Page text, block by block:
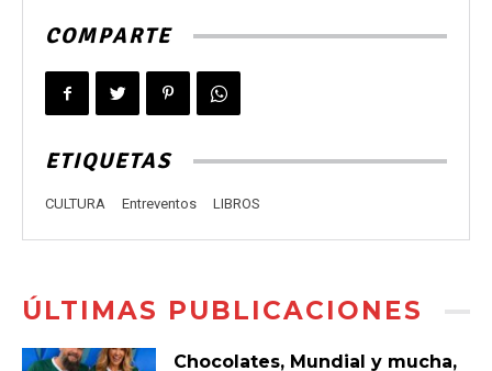
COMPARTE
ETIQUETAS
CULTURA Entreventos LIBROS
ÚLTIMAS PUBLICACIONES
Chocolates, Mundial y mucha,